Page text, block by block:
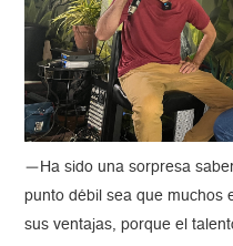
—Ha sido una sorpresa
punto débil sea que muchos
sus ventajas, porque el